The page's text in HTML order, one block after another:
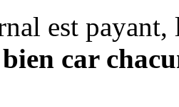
est payant,
car